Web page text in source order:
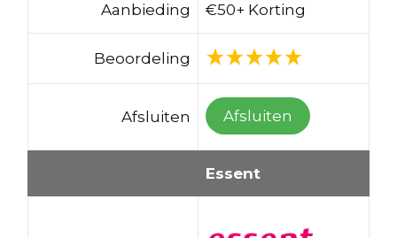
Aanbieding €50+ Korting
Beoordeling
Afsluiten Afsluiten
Essent